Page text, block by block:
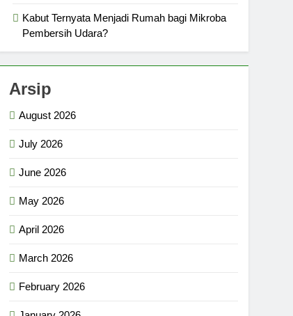
Kabut Ternyata Menjadi Rumah bagi Mikroba
Pembersih Udara?
Arsip
August 2026
July 2026
June 2026
May 2026
April 2026
March 2026
February 2026